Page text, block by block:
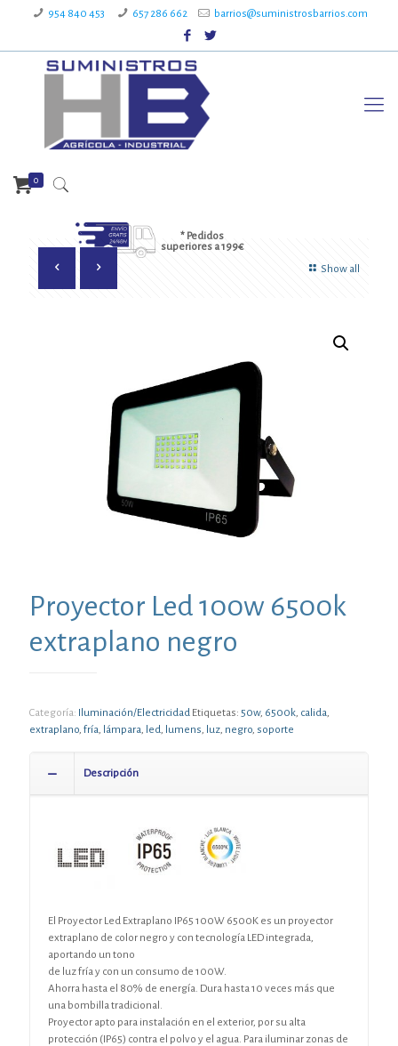
954 840 453 657 286 662 barrios@suministrosbarrios.com
* Pedidos
superiores a 199€
0
Show all
Proyector Led 100w 6500k
extraplano negro
Categoría: Iluminación/Electricidad Etiquetas: 50w, 6500k calida
extraplano fría lámpara led lumens luz negro soporte
Descripción
El Proyector Led Extraplano IP65 100W 6500K es un proyector
extraplano de color negro y con tecnología LED integrada,
aportando un tono
de luz fría y con un consumo de 100W.
Ahorra hasta el 80% de energía. Dura hasta 10 veces más que
una bombilla tradicional.
Proyector apto para instalación en el exterior, por su alta
protección (IP65) contra el polvo y el agua. Para iluminar zonas de